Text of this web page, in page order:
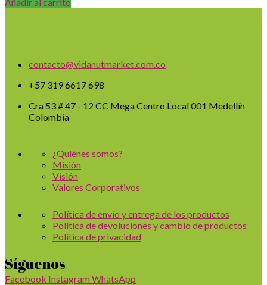
contacto@vidanutmarket.com.co
+57 319 6617 698
Cra 53 # 47 - 12 CC Mega Centro Local 001 Medellín
Colombia
¿Quiénes somos?
Misión
Visión
Valores Corporativos
Política de envío y entrega de los productos
Política de devoluciones y cambio de productos
Política de privacidad
Síguenos
Facebook Instagram WhatsApp